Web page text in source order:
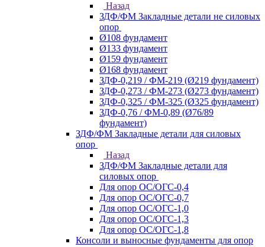
Назад
ЗДФ/ФМ Закладные детали не силовых
опор
Ø108 фундамент
Ø133 фундамент
Ø159 фундамент
Ø168 фундамент
ЗДФ-0,219 / ФМ-219 (Ø219 фундамент)
ЗДФ-0,273 / ФМ-273 (Ø273 фундамент)
ЗДФ-0,325 / ФМ-325 (Ø325 фундамент)
ЗДФ-0,76 / ФМ-0,89 (Ø76/89
фундамент)
ЗДФ/ФМ Закладные детали для силовых
опор
Назад
ЗДФ/ФМ Закладные детали для
силовых опор
Для опор ОС/ОГС-0,4
Для опор ОС/ОГС-0,7
Для опор ОС/ОГС-1,0
Для опор ОС/ОГС-1,3
Для опор ОС/ОГС-1,8
Консоли и выносные фундаменты для опор